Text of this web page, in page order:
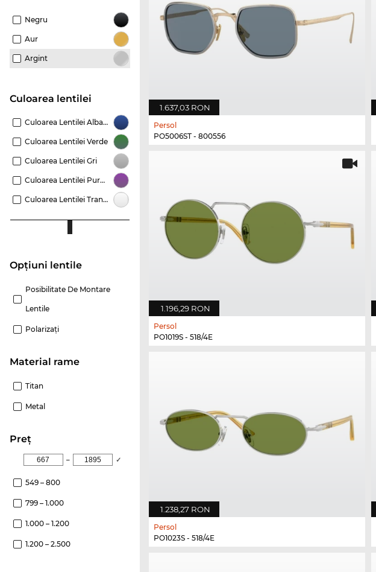
Negru
Aur
Argint
Culoarea lentilei
Culoarea Lentilei Albastru
Culoarea Lentilei Verde
Culoarea Lentilei Gri
Culoarea Lentilei Purpuriu
Culoarea Lentilei Transparent
Opțiuni lentile
Posibilitate De Montare
Lentile
Polarizaţi
Material rame
Titan
Metal
Preţ
– ✓
549 – 800
799 – 1.000
1.000 – 1.200
1.200 – 2.500
1.637,03 RON
Persol
PO5006ST - 800556
1.196,29 RON
Persol
PO1019S - 518/4E
1.238,27 RON
Persol
PO1023S - 518/4E